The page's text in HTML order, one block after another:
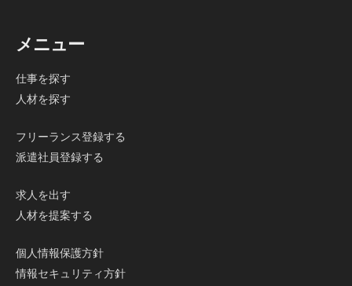
メニュー
仕事を探す
人材を探す
フリーランス登録する
派遣社員登録する
求人を出す
人材を提案する
個人情報保護方針
情報セキュリティ方針